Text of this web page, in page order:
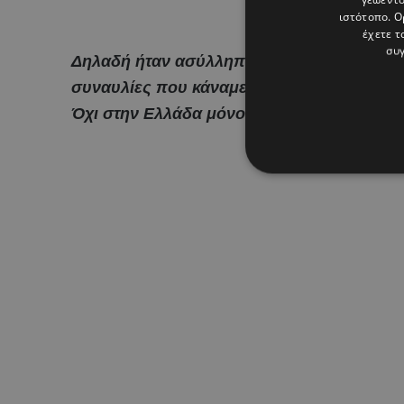
Δηλαδή ήταν ασύλληπτα τα νούμερα που
συναυλίες που κάναμε μαζί, γιατί
Όχι στην Ελλάδα μόνο ή στην Κύπρο. Έχω
ιστότοπο.
έχετε